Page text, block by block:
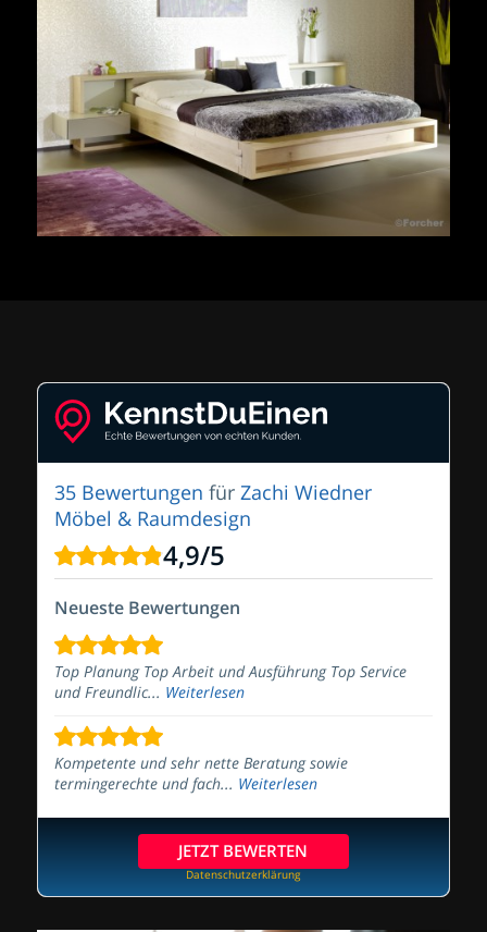
35 Bewertungen für Zachi Wiedner
Möbel & Raumdesign
4,9/5
Neueste Bewertungen
Top Planung Top Arbeit und Ausführung Top Service
und Freundlic... Weiterlesen
Kompetente und sehr nette Beratung sowie
termingerechte und fach... Weiterlesen
JETZT BEWERTEN
Datenschutzerklärung